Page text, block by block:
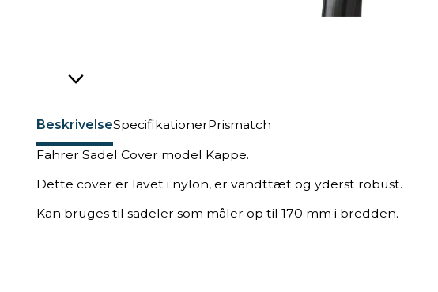
BeskrivelseSpecifikationerPrismatch
Fahrer Sadel Cover model Kappe.
Dette cover er lavet i nylon, er vandttæt og yderst robust.
Kan bruges til sadeler som måler op til 170 mm i bredden.